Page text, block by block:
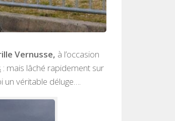
Vernusse, à l’occasion
: mais lâché rapidement sur
un véritable déluge….